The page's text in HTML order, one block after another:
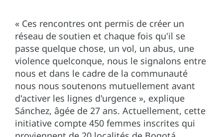
« Ces rencontres ont permis de créer un
réseau de soutien et chaque fois qu'il se
passe quelque chose, un vol, un abus, une
violence quelconque, nous le signalons entre
nous et dans le cadre de la communauté
nous nous soutenons mutuellement avant
d'activer les lignes d'urgence », explique
Sánchez, âgée de 27 ans. Actuellement, cette
initiative compte 450 femmes inscrites qui